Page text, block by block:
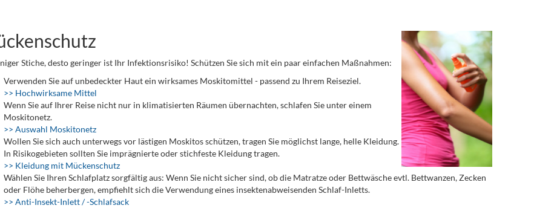
Stiche, desto geringer ist Ihr Infektionsrisiko! Schützen Sie sich mit ein paar einfachen Maßnahmen:
Verwenden Sie auf unbedeckter Haut ein wirksames Moskitomittel - passend zu Ihrem Reiseziel.
>> Hochwirksame Mittel
Wenn Sie auf Ihrer Reise nicht nur in klimatisierten Räumen übernachten, schlafen Sie unter einem
Moskitonetz.
>> Auswahl Moskitonetz
Wollen Sie sich auch unterwegs vor lästigen Moskitos schützen, tragen Sie möglichst lange, helle Kleidung.
In Risikogebieten sollten Sie imprägnierte oder stichfeste Kleidung tragen.
>> Kleidung mit Mückenschutz
Wählen Sie Ihren Schlafplatz sorgfältig aus: Wenn Sie nicht sicher sind, ob die Matratze oder Bettwäsche evtl. Bettwanzen, Zecken
oder Flöhe beherbergen, empfiehlt sich die Verwendung eines insektenabweisenden Schlaf-Inletts.
>> Anti-Insekt-Inlett / -Schlafsack